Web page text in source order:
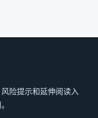
险提示和延伸阅读入